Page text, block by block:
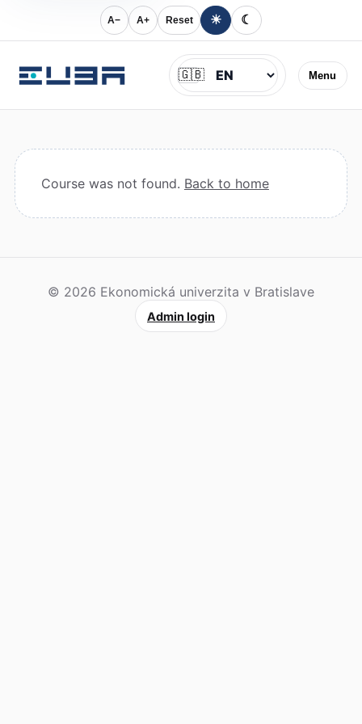
A− A+ Reset ☀ ☾
Menu
Jazyk
🇬🇧
Course was not found. Back to home
© 2026 Ekonomická univerzita v Bratislave
Admin login